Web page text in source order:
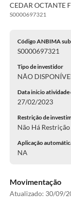
CEDAR OCTANTE
S0000697321
Código ANBIMA
S0000697321
Tipo de investidor
NÃO
Data inicio atividade
27/02/2023
Restrição de
Não Há Restrição
Aplicação
NA
Movimentação
Atualizado: 30/09/